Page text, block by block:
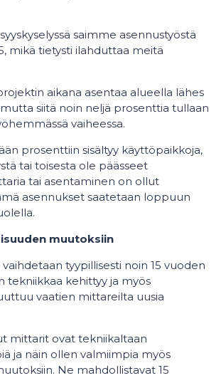
saimme asennustyöstä
mikä tietysti ilahduttaa meitä
aikana asentaa alueella lähes
siitä noin neljä prosenttia tullaan
vaiheessa.
prosenttiin sisältyy käyttöpaikkoja,
tai toisesta ole päässeet
tai asentaminen on ollut
asennukset saatetaan loppuun
muutoksiin
tyypillisesti noin 15 vuoden
tekniikkaa kehittyy ja myös
vaatien mittareilta uusia
mittarit ovat tekniikaltaan
ja näin ollen valmiimpia myös
Ne mahdollistavat 15